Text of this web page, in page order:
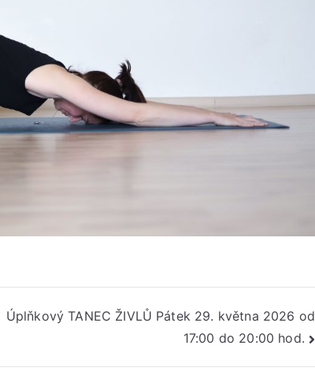
Úplňkový TANEC ŽIVLŮ Pátek 29. května 2026 od
17:00 do 20:00 hod.